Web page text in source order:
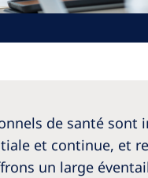
de santé sont
et continue, et
un large